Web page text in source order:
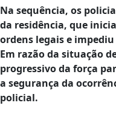
Na sequência, os
da residência, que
ordens legais e
Em razão da situação
progressivo da força
a segurança da
policial.